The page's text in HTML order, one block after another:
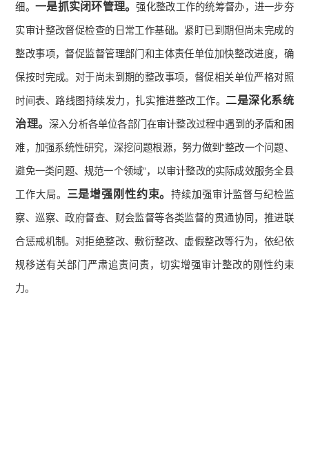
细。 一是抓实闭环管理。强化整改工作的统筹督办，进一步夯
实审计整改督促检查的日常工作基础。紧盯已到期但尚未完成的
整改事项，督促监督管理部门和主体责任单位加快整改进度，确
保按时完成。对于尚未到期的整改事项，督促相关单位严格对照
时间表、路线图持续发力，扎实推进整改工作。 二是深化系统
治理。 深入分析各单位各部门在审计整改过程中遇到的矛盾和困
难，加强系统性研究，深挖问题根源，努力做到“整改一个问题、
避免一类问题、规范一个领域”，以审计整改的实际成效服务全县
工作大局。 三是增强刚性约束。持续加强审计监督与纪检监
察、巡察、政府督查、财会监督等各类监督的贯通协同，推进联
合惩戒机制。对拒绝整改、敷衍整改、虚假整改等行为，依纪依
规移送有关部门严肃追责问责，切实增强审计整改的刚性约束
力。